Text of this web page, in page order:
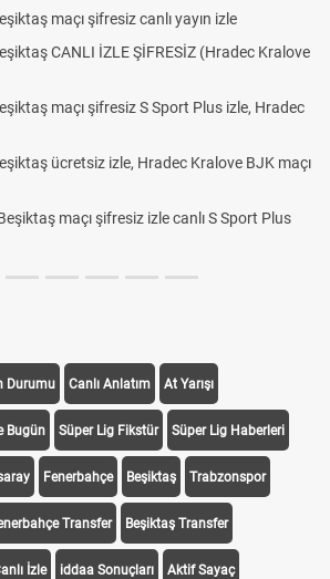
maçı şifresiz canlı yayın izle
CANLI İZLE ŞİFRESİZ (Hradec Kralove
maçı şifresiz S Sport Plus izle, Hradec
ücretsiz izle, Hradec Kralove BJK maçı
maçı şifresiz izle canlı S Sport Plus
Durumu Canlı Anlatım At Yarışı
Bugün Süper Lig Fikstür Süper Lig Haberleri
Fenerbahçe Beşiktaş Trabzonspor
Transfer Beşiktaş Transfer
İzle iddaa Sonuçları Aktif Sayaç